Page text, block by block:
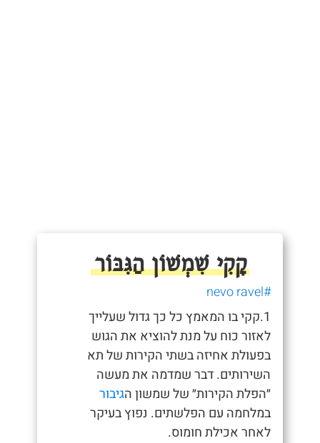
קָקִי שִׁמְשׁוֹן הַגִּבּוֹר
#nevo ravel
1.קקי בו המאמץ כל כך גדול שעלייך
לאזור כוח על מנת להוציא את הגוש
בפעולת אחיזה בשתי הקירות של תא
השירותים. דבר שמדמה את מעשה
״הפלת הקירות״ של שמשון הגיבור
במלחמה עם הפלשתים. נפוץ בעיקר
לאחר אכילת חומוס.